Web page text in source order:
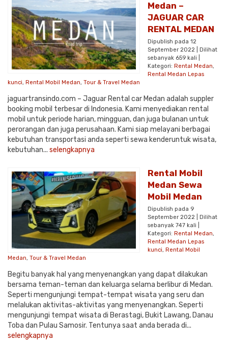
Medan –
JAGUAR CAR
RENTAL MEDAN
Dipublish pada 12
September 2022 | Dilihat
sebanyak 659 kali |
Kategori: Rental Medan,
Rental Medan Lepas
kunci, Rental Mobil Medan, Tour & Travel Medan
jaguartransindo.com – Jaguar Rental car Medan adalah suppler
booking mobil terbesar di Indonesia. Kami menyediakan rental
mobil untuk periode harian, mingguan, dan juga bulanan untuk
perorangan dan juga perusahaan. Kami siap melayani berbagai
kebutuhan transportasi anda seperti sewa kenderuntuk wisata,
kebutuhan... selengkapnya
Rental Mobil
Medan Sewa
Mobil Medan
Dipublish pada 9
September 2022 | Dilihat
sebanyak 747 kali |
Kategori: Rental Medan,
Rental Medan Lepas
kunci, Rental Mobil
Medan, Tour & Travel Medan
Begitu banyak hal yang menyenangkan yang dapat dilakukan
bersama teman-teman dan keluarga selama berlibur di Medan.
Seperti mengunjungi tempat-tempat wisata yang seru dan
melalukan aktivitas-aktivitas yang menyenangkan. Seperti
mengunjungi tempat wisata di Berastagi, Bukit Lawang, Danau
Toba dan Pulau Samosir. Tentunya saat anda berada di...
selengkapnya